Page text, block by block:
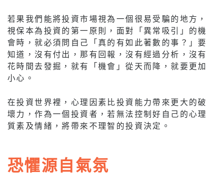
若果我們能將投資市場視為一個很易受騙的地方，
視保本為投資的第一原則，面對「異常吸引」的機
會時，就必須問自己「真的有如此著數的事？」要
知道，沒有付出，那有回報，沒有經過分析，沒有
花時間去發掘，就有「機會」從天而降，就要更加
小心。
在投資世界裡，心理因素比投資能力帶來更大的破
壞力，作為一個投資者，若無法控制好自己的心理
質素及情緒，將帶來不理智的投資決定。
恐懼源自氣氛